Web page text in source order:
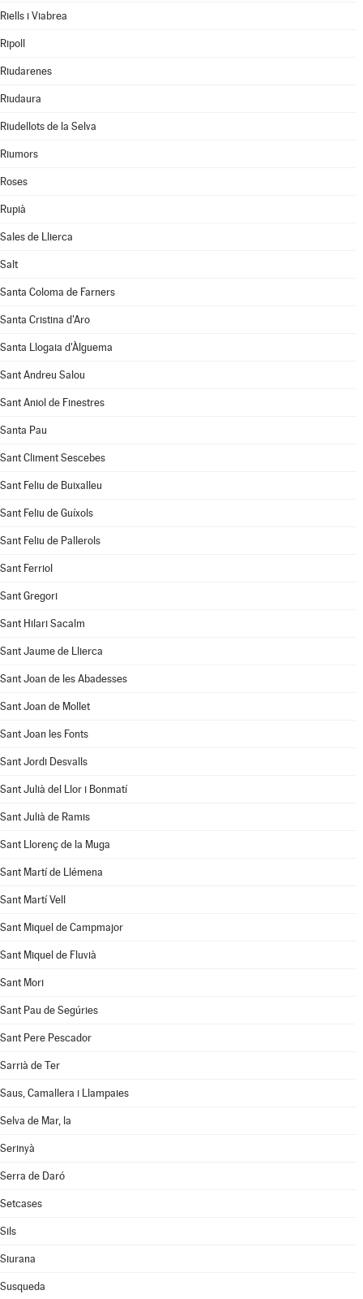
Riells i Viabrea
Ripoll
Riudarenes
Riudaura
Riudellots de la Selva
Riumors
Roses
Rupià
Sales de Llierca
Salt
Santa Coloma de Farners
Santa Cristina d'Aro
Santa Llogaia d'Àlguema
Sant Andreu Salou
Sant Aniol de Finestres
Santa Pau
Sant Climent Sescebes
Sant Feliu de Buixalleu
Sant Feliu de Guíxols
Sant Feliu de Pallerols
Sant Ferriol
Sant Gregori
Sant Hilari Sacalm
Sant Jaume de Llierca
Sant Joan de les Abadesses
Sant Joan de Mollet
Sant Joan les Fonts
Sant Jordi Desvalls
Sant Julià del Llor i Bonmatí
Sant Julià de Ramis
Sant Llorenç de la Muga
Sant Martí de Llémena
Sant Martí Vell
Sant Miquel de Campmajor
Sant Miquel de Fluvià
Sant Mori
Sant Pau de Segúries
Sant Pere Pescador
Sarrià de Ter
Saus, Camallera i Llampaies
Selva de Mar, la
Serinyà
Serra de Daró
Setcases
Sils
Siurana
Susqueda